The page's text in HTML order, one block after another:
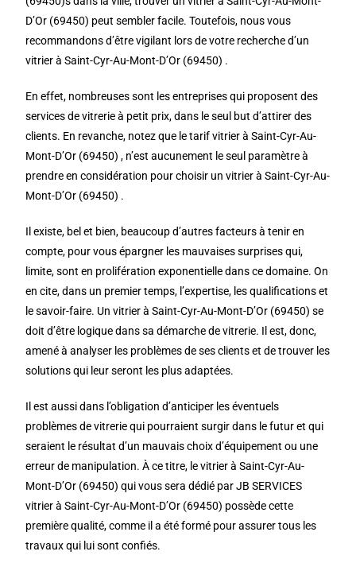
D’Or (69450) peut sembler facile. Toutefois, nous vous
recommandons d’être vigilant lors de votre recherche d’un
vitrier à Saint-Cyr-Au-Mont-D’Or (69450) .
En effet, nombreuses sont les entreprises qui proposent des
services de vitrerie à petit prix, dans le seul but d’attirer des
clients. En revanche, notez que le tarif vitrier à Saint-Cyr-Au-
Mont-D’Or (69450) , n’est aucunement le seul paramètre à
prendre en considération pour choisir un vitrier à Saint-Cyr-Au-
Mont-D’Or (69450) .
Il existe, bel et bien, beaucoup d’autres facteurs à tenir en
compte, pour vous épargner les mauvaises surprises qui,
limite, sont en prolifération exponentielle dans ce domaine. On
en cite, dans un premier temps, l’expertise, les qualifications et
le savoir-faire. Un vitrier à Saint-Cyr-Au-Mont-D’Or (69450) se
doit d’être logique dans sa démarche de vitrerie. Il est, donc,
amené à analyser les problèmes de ses clients et de trouver les
solutions qui leur seront les plus adaptées.
Il est aussi dans l’obligation d’anticiper les éventuels
problèmes de vitrerie qui pourraient surgir dans le futur et qui
seraient le résultat d’un mauvais choix d’équipement ou une
erreur de manipulation. À ce titre, le vitrier à Saint-Cyr-Au-
Mont-D’Or (69450) qui vous sera dédié par JB SERVICES
vitrier à Saint-Cyr-Au-Mont-D’Or (69450) possède cette
première qualité, comme il a été formé pour assurer tous les
travaux qui lui sont confiés.